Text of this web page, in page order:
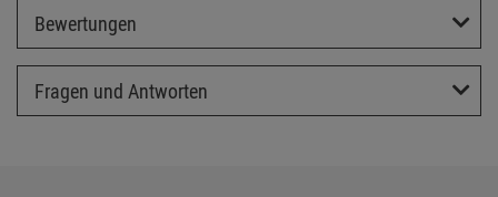
Bewertungen
Fragen und Antworten